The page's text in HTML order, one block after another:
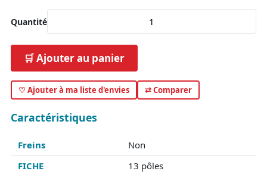
Quantité
🛒 Ajouter au panier
♡ Ajouter à ma liste d'envies ⇄ Comparer
Caractéristiques
Freins
Non
FICHE
13 pôles